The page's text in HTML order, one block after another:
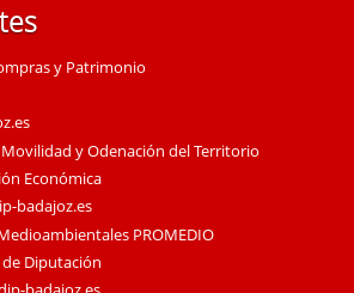
y Patrimonio
y Odenación del Territorio
Económica
badajoz.es
PROMEDIO
Diputación